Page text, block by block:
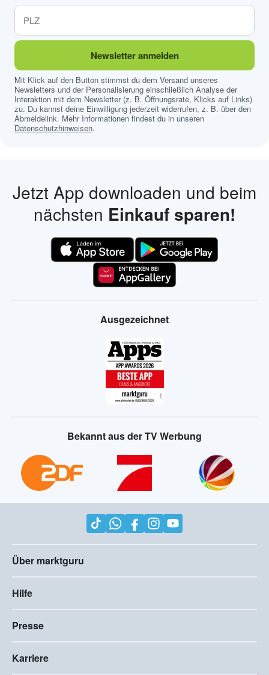
Newsletter anmelden
Mit Klick auf den Button stimmst du dem Versand unseres
Newsletters und der Personalisierung einschließlich Analyse der
Interaktion mit dem Newsletter (z. B. Öffnungsrate, Klicks auf Links)
zu. Du kannst deine Einwilligung jederzeit widerrufen, z. B. über den
Abmeldelink. Mehr Informationen findest du in unseren
Datenschutzhinweisen.
Jetzt App downloaden und beim
nächsten Einkauf sparen!
Ausgezeichnet
Bekannt aus der TV Werbung
Über marktguru
Hilfe
Presse
Karriere